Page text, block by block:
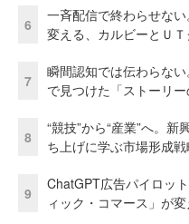
6
一斉配信で終わらせな
変える、カルビーとＵ
7
瞬間認知では伝わらな
で見つけた「ストーリー
8
“競技”から“産業”へ。
ち上げに学ぶ市場形成
9
ChatGPT広告パイロッ
ィック・コマース」が